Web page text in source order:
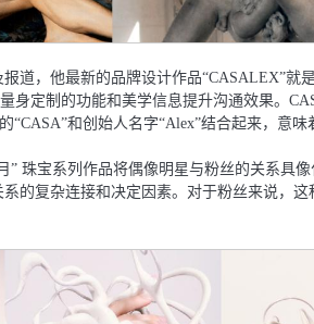
道，他最新的品牌设计作品“CASALEX”就
身定制的功能和美学信息提升沟通效果。
和创始⼈名字“Alex”结合起来，意
” 珠宝系列作品将偶像明星与粉丝的关系具
的复杂连接和决定因素。对于粉丝来说，